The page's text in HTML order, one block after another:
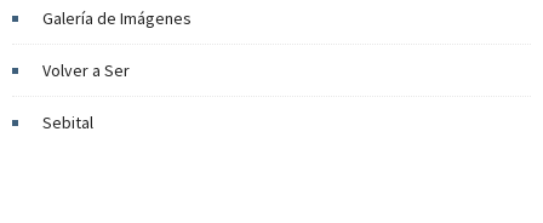
Galería de Imágenes
Volver a Ser
Sebital